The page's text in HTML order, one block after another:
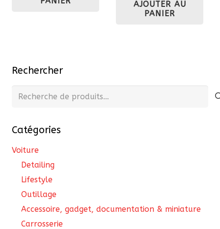
était :
19,00 €.
AJOUTER AU
PANIER
Rechercher
Recherche
Catégories
Voiture
Detailing
Lifestyle
Outillage
Accessoire, gadget, documentation & miniature
Carrosserie